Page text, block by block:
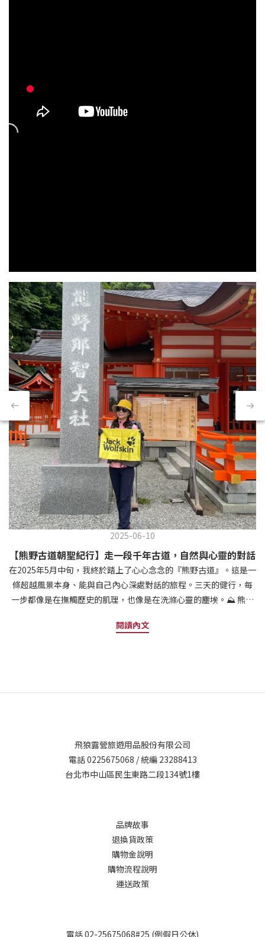
2025-06-10
【熊野古道朝聖紀行】走一段千年古道，自然與心靈的對話
在2025年5月中旬，我終於踏上了心心念念的『熊野古道』。這是一
條超越風景本身、能與自己內心深處對話的旅程。三天的健行，每
一步都像是在撫觸歷史的肌理，也像是在洗滌心靈的塵埃。⛰ 熊野
部，橫跨和歌山、三重與奈良三縣，是通往熊野三山（熊野本宮大
岸渡寺 → 三重塔 → 飛瀧神社（那智瀑布）• 總距離 ：約 3–4 公里
（單程）• 所需時間 ：2.5～3 小時（含參觀）• 難度 ：低至中
（大門坂為階梯陡坡）一踏上大門坂，鋪著濕潤青苔的石板道就在
智大社與青岸渡寺，三重塔與那智瀑布的經典畫面赫然出現在眼
前，真的會讓人不自覺停下腳步、屏息讚嘆。那智瀑布高達133公
尺，是日本三大名瀑之一，轟隆的水聲彷彿在訴說著神話故事。站
在拜觀台上，我感受到「自然即神明」的深刻信仰。Day 2：中邊路
初段｜體力與信仰的考驗📍路線 ：滝尻王子 → 高原 → 牛馬童子 →
閱讀內文
飛狼露營旅遊用品股份有限公司
電話 0225675068 / 統編 23288413
台北市中山區民生東路二段134號1樓
品牌故事
退換貨政策
購物金說明
購物流程說明
運送政策
電話 02-25675068#25 (例假日公休)